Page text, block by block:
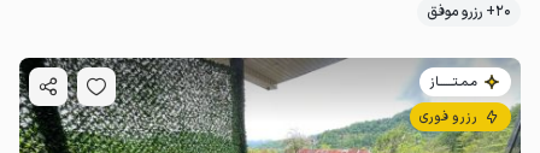
20+ رزرو موفق
مـمـتــــــاز
رزرو فوری